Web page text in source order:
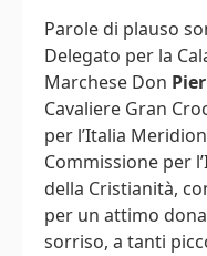
Parole di plauso
Delegato per la
Marchese Don
Cavaliere Gran
per l’Italia
Commissione per
della Cristianità,
per un attimo
sorriso, a tanti